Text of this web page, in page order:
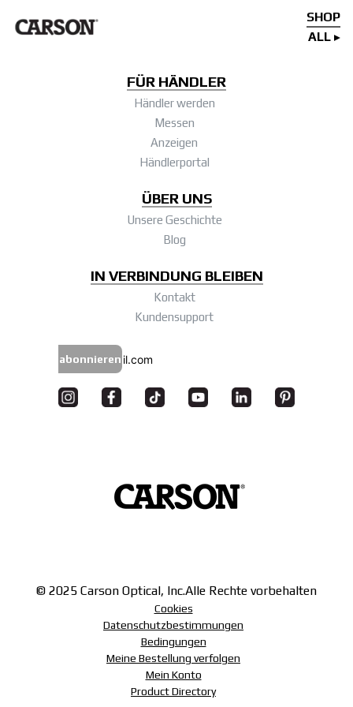
SHOP
ALL
FÜR HÄNDLER
Händler werden
Messen
Anzeigen
Händlerportal
ÜBER UNS
Unsere Geschichte
Blog
IN VERBINDUNG BLEIBEN
Kontakt
Kundensupport
abonnieren
© 2025 Carson Optical, Inc.Alle Rechte vorbehalten
Cookies
Datenschutzbestimmungen
Bedingungen
Meine Bestellung verfolgen
Mein Konto
Product Directory